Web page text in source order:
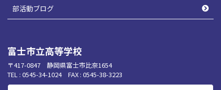
部活動ブログ
富士市立高等学校
〒417-0847 静岡県富士市比奈1654
TEL : 0545-34-1024 FAX : 0545-38-3223